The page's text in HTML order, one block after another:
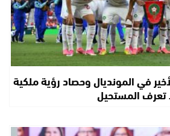
في المونديال وحصاد رؤية ملكية
المستحيل